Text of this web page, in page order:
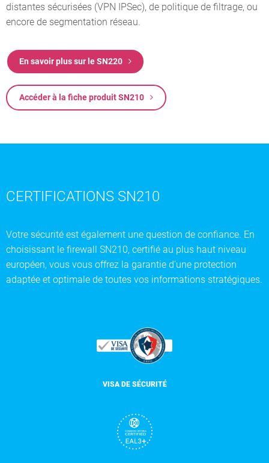
distantes sécurisées (VPN IPSec), de politique de filtrage, ou
encore de segmentation réseau.
En savoir plus sur le SN220
Accéder à la fiche produit SN210
CERTIFICATIONS SN210
Votre sécurité est également une question de confiance. En
choisissant le firewall SN210, certifié au plus haut niveau
européen, vous vous offrez la garantie d’une protection
adaptée et optimale de toutes vos informations stratégiques.
VISA DE SÉCURITÉ